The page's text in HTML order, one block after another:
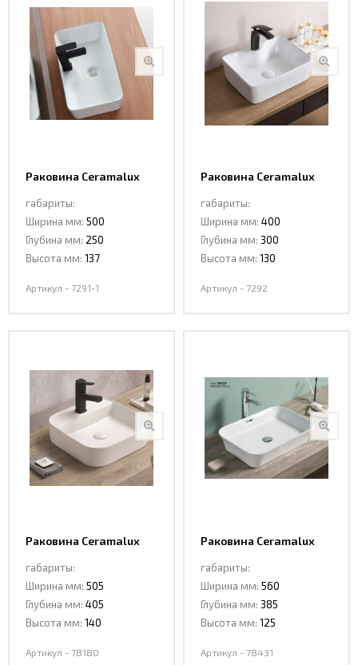
Раковина Ceramalux
габариты:
Ширина мм: 500
Глубина мм: 250
Высота мм: 137
Артикул - 7291-1
Раковина Ceramalux
габариты:
Ширина мм: 400
Глубина мм: 300
Высота мм: 130
Артикул - 7292
Раковина Ceramalux
габариты:
Ширина мм: 505
Глубина мм: 405
Высота мм: 140
Артикул - 78180
Раковина Ceramalux
габариты:
Ширина мм: 560
Глубина мм: 385
Высота мм: 125
Артикул - 78431